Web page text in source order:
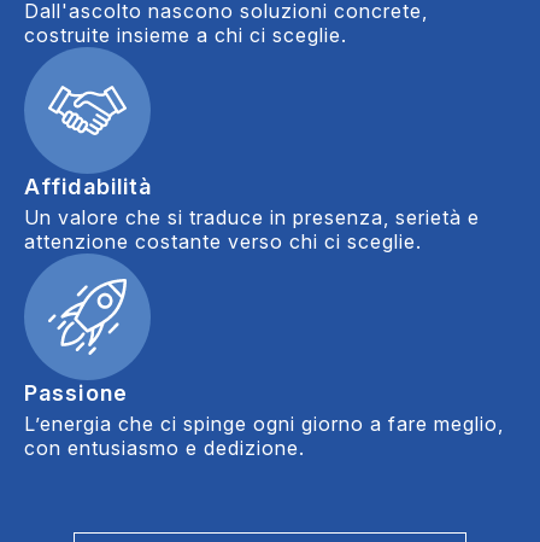
Dall'ascolto nascono soluzioni concrete,
costruite insieme a chi ci sceglie.
Affidabilità
Un valore che si traduce in presenza, serietà e
attenzione costante verso chi ci sceglie.
Passione
L’energia che ci spinge ogni giorno a fare meglio,
con entusiasmo e dedizione.